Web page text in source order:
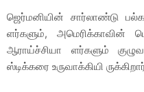
ஜெர்மனியின் சார்லாண்டு
ளர்களும்,
ஆராய்ச்சியா ளர்களும்
ஸ்டிக்கரை உருவாக்கியி